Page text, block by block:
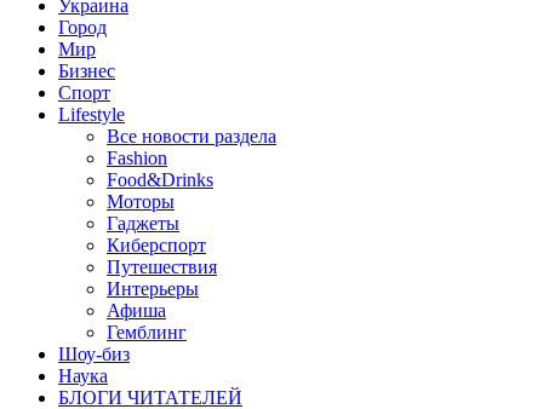
Украина
Город
Мир
Бизнес
Спорт
Lifestyle
Все новости раздела
Fashion
Food&Drinks
Моторы
Гаджеты
Киберспорт
Путешествия
Интерьеры
Афиша
Гемблинг
Шоу-биз
Наука
БЛОГИ ЧИТАТЕЛЕЙ